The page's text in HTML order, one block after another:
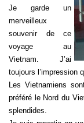
Je garde un
merveilleux
souvenir de ce
voyage au
Vietnam. J’ai
toujours l’impression
Les Vietnamiens
préféré le Nord du
splendides.